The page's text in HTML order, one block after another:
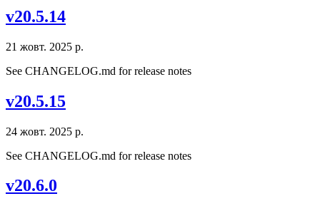
v20.5.14
21 жовт. 2025 р.
See CHANGELOG.md for release notes
v20.5.15
24 жовт. 2025 р.
See CHANGELOG.md for release notes
v20.6.0